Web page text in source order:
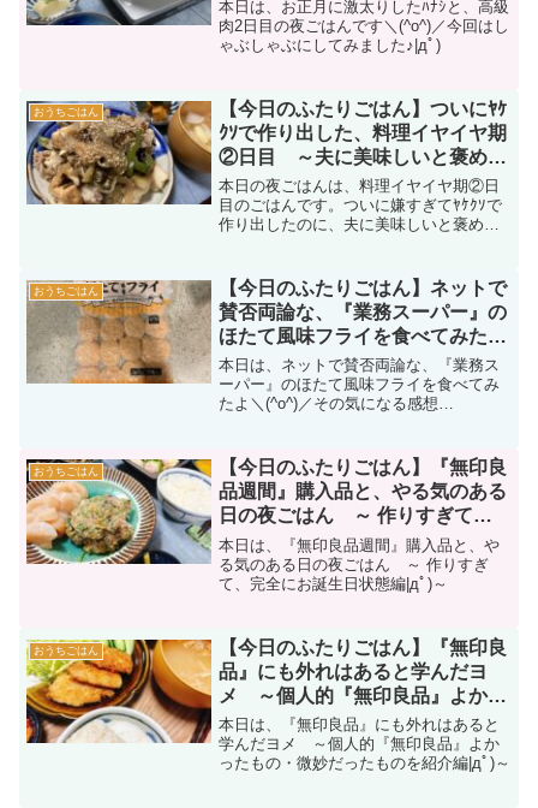
本日は、お正月に激太りしたﾊﾅｼと、高級
肉2日目の夜ごはんです＼(^o^)／今回はし
ゃぶしゃぶにしてみました♪|дﾟ)
おうちごはん
【今日のふたりごはん】ついにﾔｹ
ｸｿで作り出した、料理イヤイヤ期
②日目 ～夫に美味しいと褒めら
れて罪悪感を抱く…|дﾟ)～
本日の夜ごはんは、料理イヤイヤ期②日
目のごはんです。ついに嫌すぎてﾔｹｸｿで
作り出したのに、夫に美味しいと褒めら
おうちごはん
【今日のふたりごはん】ネットで
賛否両論な、『業務スーパー』の
ほたて風味フライを食べてみた
～その気になる感想は・・・？|
дﾟ)～
本日は、ネットで賛否両論な、『業務ス
ーパー』のほたて風味フライを食べてみ
たよ＼(^o^)／その気になる感想
おうちごはん
【今日のふたりごはん】『無印良
品週間』購入品と、やる気のある
日の夜ごはん ～ 作りすぎて、
完全にお誕生日状態編|дﾟ)～
本日は、『無印良品週間』購入品と、や
る気のある日の夜ごはん ～ 作りすぎ
て、完全にお誕生日状態編|дﾟ)～
おうちごはん
【今日のふたりごはん】『無印良
品』にも外れはあると学んだヨ
メ ～個人的『無印良品』よかっ
たもの・微妙だったものを紹介
編|дﾟ)～
本日は、『無印良品』にも外れはあると
学んだヨメ ～個人的『無印良品』よか
ったもの・微妙だったものを紹介編|дﾟ)～